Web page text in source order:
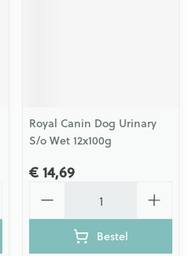
Royal Canin Dog Urinary
S/o Wet 12x100g
€ 14,69
Bestel